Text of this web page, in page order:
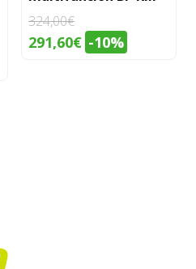
324,00€
El
291,60€El-10%